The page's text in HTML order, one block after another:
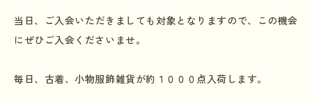
当日、ご入会いただきましても対象となりますので、この機会
にぜひご入会くださいませ。
毎日、古着、小物服飾雑貨が約１０００点入荷します。